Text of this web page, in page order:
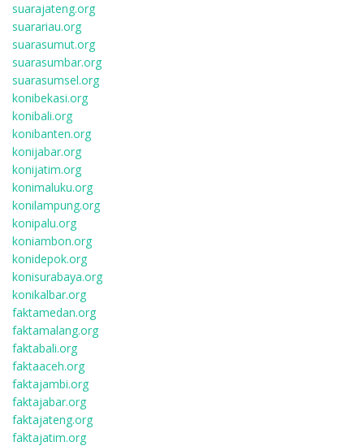
suarajateng.org
suarariau.org
suarasumut.org
suarasumbar.org
suarasumsel.org
konibekasi.org
konibali.org
konibanten.org
konijabar.org
konijatim.org
konimaluku.org
konilampung.org
konipalu.org
koniambon.org
konidepok.org
konisurabaya.org
konikalbar.org
faktamedan.org
faktamalang.org
faktabali.org
faktaaceh.org
faktajambi.org
faktajabar.org
faktajateng.org
faktajatim.org